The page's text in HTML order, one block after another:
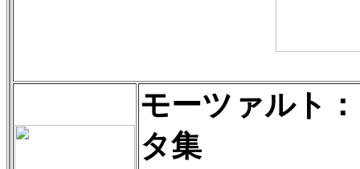
モーツァルト
タ集